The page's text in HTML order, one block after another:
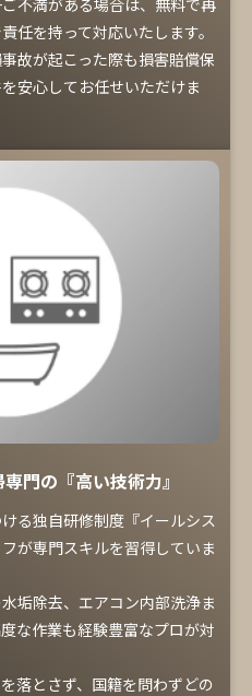
不満がある場合は、無料で再
任を持って対応いたします。
故が起こった際も損害賠償保
安心してお任せいただけま
門の『高い技術力』
る独自研修制度『イールシス
が専門スキルを習得していま
垢除去、エアコン内部洗浄ま
な作業も経験豊富なプロが対
落とさず、国籍を問わずどの